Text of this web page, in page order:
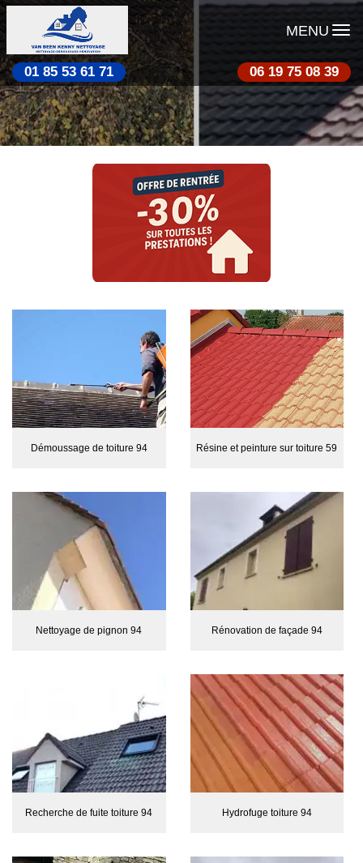
MENU
01 85 53 61 71 06 19 75 08 39
Démoussage de toiture 94 Résine et peinture sur toiture 59
Nettoyage de pignon 94 Rénovation de façade 94
Recherche de fuite toiture 94 Hydrofuge toiture 94